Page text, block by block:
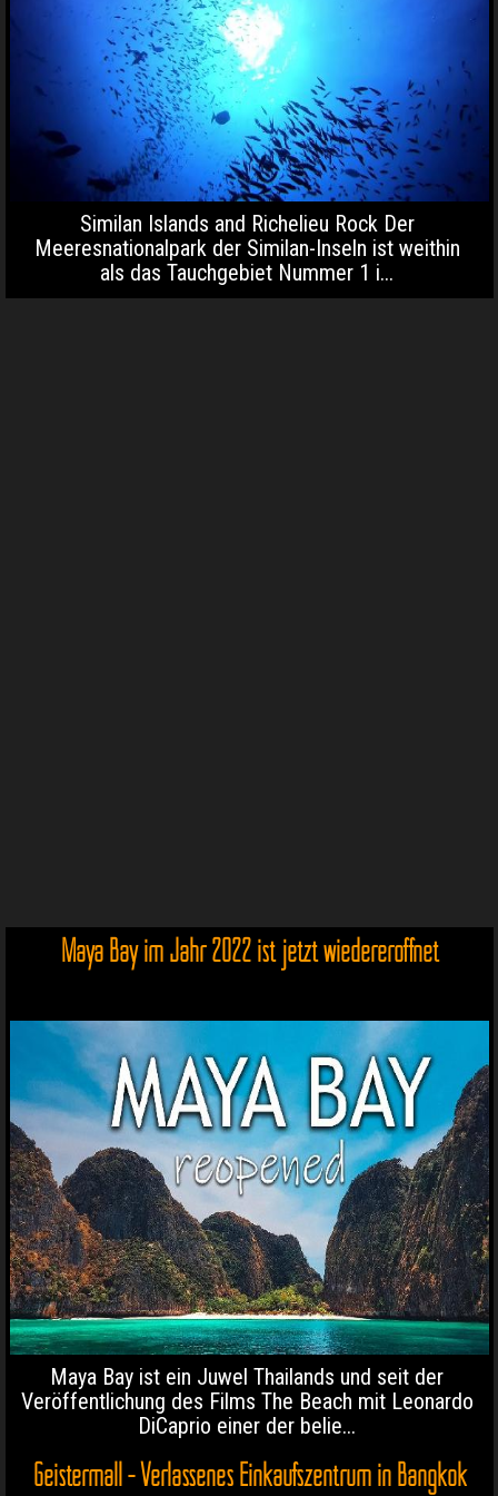
Similan Islands and Richelieu Rock Der
Meeresnationalpark der Similan-Inseln ist weithin
als das Tauchgebiet Nummer 1 i...
Maya Bay im Jahr 2022 ist jetzt wiedereröffnet
Maya Bay ist ein Juwel Thailands und seit der
Veröffentlichung des Films The Beach mit Leonardo
DiCaprio einer der belie...
Geistermall - Verlassenes Einkaufszentrum in Bangkok